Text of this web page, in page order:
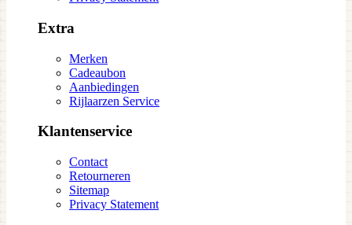
Extra
Merken
Cadeaubon
Aanbiedingen
Rijlaarzen Service
Klantenservice
Contact
Retourneren
Sitemap
Privacy Statement